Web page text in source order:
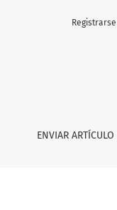
ENVIAR ARTÍCULO
Registrarse